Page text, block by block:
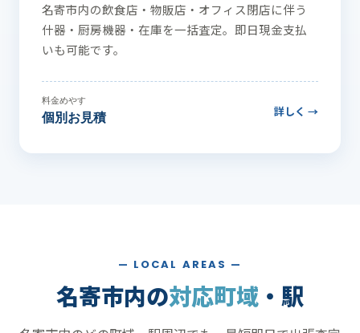
名寄市内の飲食店・物販店・オフィス閉店に伴う
什器・厨房機器・在庫を一括査定。即日現金支払
いも可能です。
料金めやす
個別お見積 詳しく →
— LOCAL AREAS —
名寄市内の対応町域 ・駅